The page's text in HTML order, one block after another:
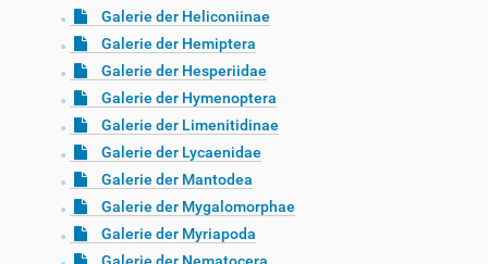
Galerie der Heliconiinae
Galerie der Hemiptera
Galerie der Hesperiidae
Galerie der Hymenoptera
Galerie der Limenitidinae
Galerie der Lycaenidae
Galerie der Mantodea
Galerie der Mygalomorphae
Galerie der Myriapoda